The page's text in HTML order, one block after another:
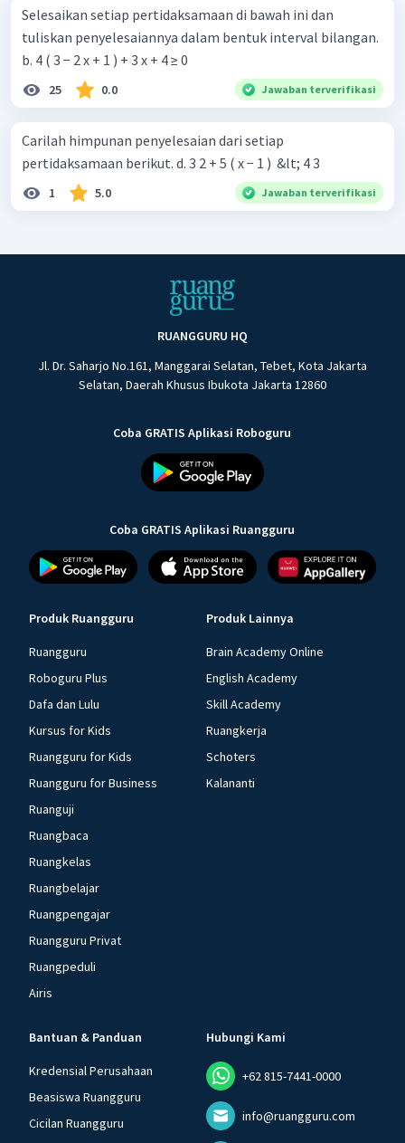
Selesaikan setiap pertidaksamaan di bawah ini dan
tuliskan penyelesaiannya dalam bentuk interval bilangan.
b. 4 ( 3 − 2 x + 1 ) + 3 x + 4 ≥ 0
25 0.0 Jawaban terverifikasi
Carilah himpunan penyelesaian dari setiap
pertidaksamaan berikut. d. 3 2 + 5 ( x − 1 ) ​ &lt; 4 3 ​
1 5.0 Jawaban terverifikasi
RUANGGURU HQ
Jl. Dr. Saharjo No.161, Manggarai Selatan, Tebet, Kota Jakarta
Selatan, Daerah Khusus Ibukota Jakarta 12860
Coba GRATIS Aplikasi Roboguru
Coba GRATIS Aplikasi Ruangguru
Produk Ruangguru
Ruangguru
Roboguru Plus
Dafa dan Lulu
Kursus for Kids
Ruangguru for Kids
Ruangguru for Business
Ruanguji
Ruangbaca
Ruangkelas
Ruangbelajar
Ruangpengajar
Ruangguru Privat
Ruangpeduli
Airis
Produk Lainnya
Brain Academy Online
English Academy
Skill Academy
Ruangkerja
Schoters
Kalananti
Bantuan & Panduan
Kredensial Perusahaan
Beasiswa Ruangguru
Cicilan Ruangguru
Hubungi Kami
+62 815-7441-0000
info@ruangguru.com